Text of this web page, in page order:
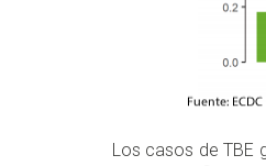
Los casos de TBE